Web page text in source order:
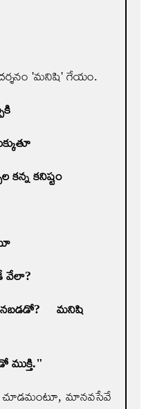
'మనిషి' గేయం.
కన్న కనిష్టం
వేలా?
?మనిషి
చూడమంటూ, మానవసేవే